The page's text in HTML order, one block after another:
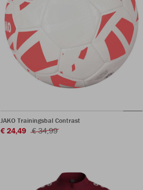
JAKO Trainingsbal Contrast
€ 24,49 € 34,99